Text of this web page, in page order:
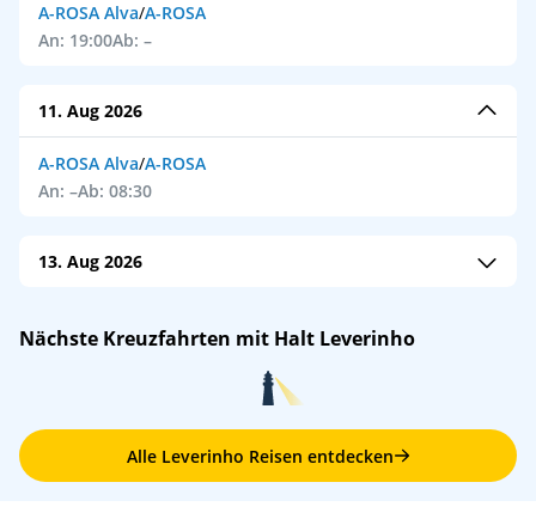
A-ROSA Alva/A-ROSA
An: 19:00Ab: –
11. Aug 2026
A-ROSA Alva/A-ROSA
An: –Ab: 08:30
13. Aug 2026
An: 12:45Ab: 13:00
Nächste Kreuzfahrten mit Halt Leverinho
Alle Leverinho Reisen entdecken